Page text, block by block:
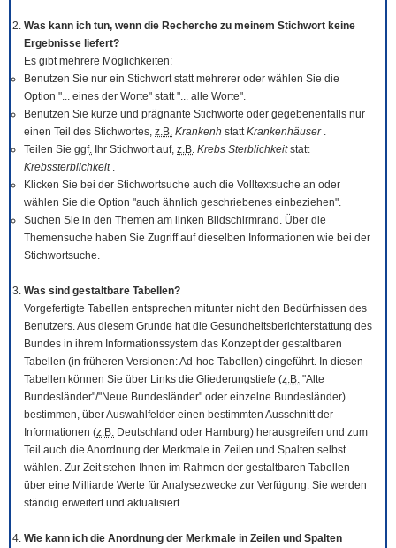
Was kann ich tun, wenn die Recherche zu meinem Stichwort keine
Ergebnisse liefert?
Es gibt mehrere Möglichkeiten:
Benutzen Sie nur ein Stichwort statt mehrerer oder wählen Sie die
Option "... eines der Worte" statt "... alle Worte".
Benutzen Sie kurze und prägnante Stichworte oder gegebenenfalls nur
einen Teil des Stichwortes, z.B. Krankenh stattKrankenhäuser .
Teilen Sie ggf. Ihr Stichwort auf, z.B. Krebs Sterblichkeitstatt
Krebssterblichkeit .
Klicken Sie bei der Stichwortsuche auch die Volltextsuche an oder
wählen Sie die Option "auch ähnlich geschriebenes einbeziehen".
Suchen Sie in den Themen am linken Bildschirmrand. Über die
Themensuche haben Sie Zugriff auf dieselben Informationen wie bei der
Stichwortsuche.
Was sind gestaltbare Tabellen?
Vorgefertigte Tabellen entsprechen mitunter nicht den Bedürfnissen des
Benutzers. Aus diesem Grunde hat die Gesundheitsberichterstattung des
Bundes in ihrem Informationssystem das Konzept der gestaltbaren
Tabellen (in früheren Versionen: Ad-hoc-Tabellen) eingeführt. In diesen
Tabellen können Sie über Links die Gliederungstiefe (z.B. "Alte
Bundesländer"/"Neue Bundesländer" oder einzelne Bundesländer)
bestimmen, über Auswahlfelder einen bestimmten Ausschnitt der
Informationen (z.B. Deutschland oder Hamburg) herausgreifen und zum
Teil auch die Anordnung der Merkmale in Zeilen und Spalten selbst
wählen. Zur Zeit stehen Ihnen im Rahmen der gestaltbaren Tabellen
über eine Milliarde Werte für Analysezwecke zur Verfügung. Sie werden
ständig erweitert und aktualisiert.
Wie kann ich die Anordnung der Merkmale in Zeilen und Spalten